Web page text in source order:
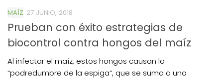
MAÍZ 27 JUNIO, 2018
Prueban con éxito estrategias de
biocontrol contra hongos del maíz
Al infectar el maíz, estos hongos causan la
“podredumbre de la espiga”, que se suma a una